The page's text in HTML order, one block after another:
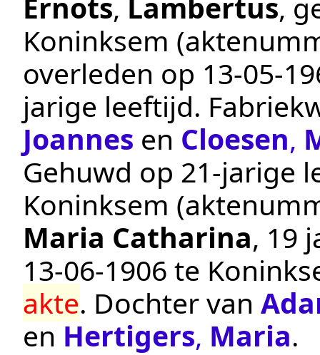
Koninksem
overleden op
jarige leeftijd.
Joannes en Cloesen,
Gehuwd op 21-jarige
Koninksem
Maria Catharina, 19
13‑06‑1906 te
akte. Dochter van
en Hertigers, Maria.